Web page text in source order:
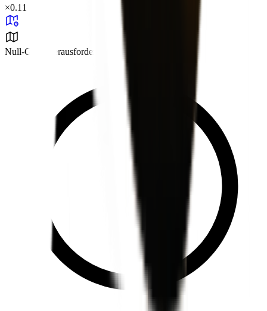
×0.11
Null-Grad-Herausforderung